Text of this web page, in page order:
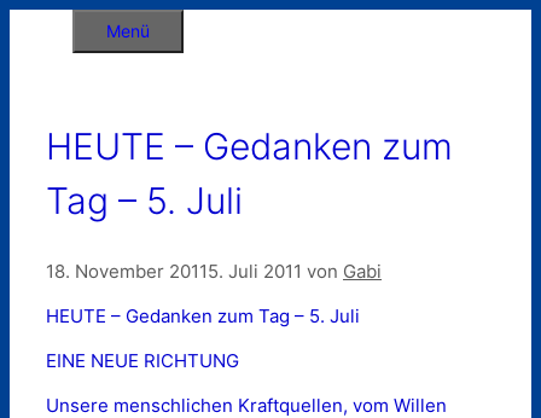
Menü
HEUTE – Gedanken zum
Tag – 5. Juli
18. November 20115. Juli 2011 von Gabi
HEUTE – Gedanken zum Tag – 5. Juli
EINE NEUE RICHTUNG
Unsere menschlichen Kraftquellen, vom Willen